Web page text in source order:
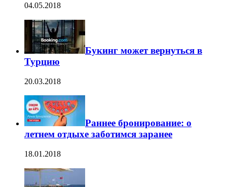
04.05.2018
Букинг может вернуться в
Турцию
20.03.2018
Раннее бронирование: о
летнем отдыхе заботимся заранее
18.01.2018